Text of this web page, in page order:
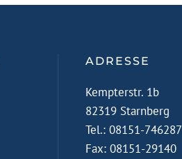
ADRESSE
Kempterstr. 1b
82319 Starnberg
Tel.: 08151-746287
Fax: 08151-29140